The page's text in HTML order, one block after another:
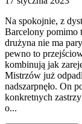
Na spokojnie, z
Barcelony pomimo
drużyna nie ma
pewno to
kombinują jak
Mistrzów już
nadszarpnęło. On
konkretnych
o...